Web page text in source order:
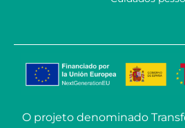
O projeto denominado